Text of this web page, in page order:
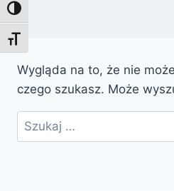
Toggle High Contrast
Toggle Font size
Wygląda na to, że nie
czego szukasz. Może
Szukaj: